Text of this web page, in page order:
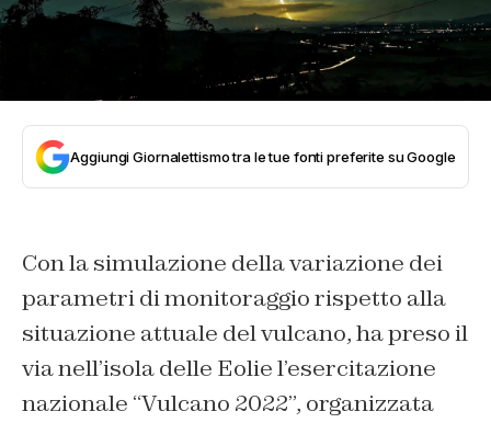
Aggiungi Giornalettismo tra le tue fonti preferite su Google
Con la simulazione della variazione dei
parametri di monitoraggio rispetto alla
situazione attuale del vulcano, ha preso il
via nell’isola delle Eolie l’esercitazione
nazionale “Vulcano 2022”, organizzata